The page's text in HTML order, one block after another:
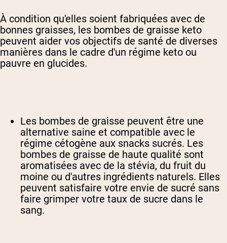
À condition qu'elles soient fabriquées avec de
bonnes graisses, les bombes de graisse keto
peuvent aider vos objectifs de santé de diverses
manières dans le cadre d'un régime keto ou
pauvre en glucides.
Les bombes de graisse peuvent être une
alternative saine et compatible avec le
régime cétogène aux snacks sucrés. Les
bombes de graisse de haute qualité sont
aromatisées avec de la stévia, du fruit du
moine ou d'autres ingrédients naturels. Elles
peuvent satisfaire votre envie de sucré sans
faire grimper votre taux de sucre dans le
sang.